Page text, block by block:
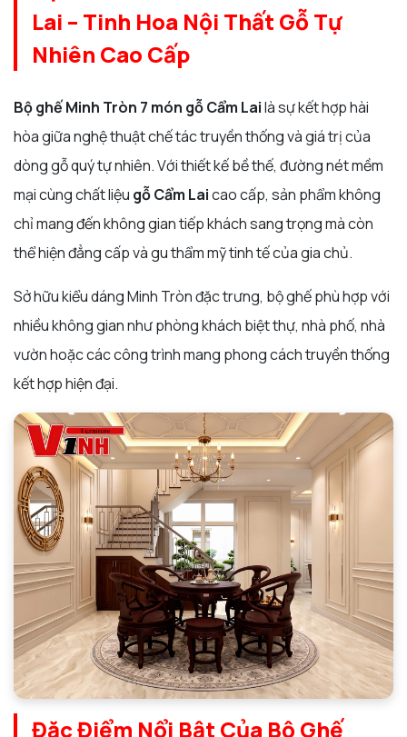
Lai – Tinh Hoa Nội Thất Gỗ Tự
Nhiên Cao Cấp
Bộ ghế Minh Tròn 7 món gỗ Cẩm Lailà sự kết hợp hài
hòa giữa nghệ thuật chế tác truyền thống và giá trị của
dòng gỗ quý tự nhiên. Với thiết kế bề thế, đường nét mềm
mại cùng chất liệu gỗ Cẩm Laicao cấp, sản phẩm không
chỉ mang đến không gian tiếp khách sang trọng mà còn
thể hiện đẳng cấp và gu thẩm mỹ tinh tế của gia chủ.
Sở hữu kiểu dáng Minh Tròn đặc trưng, bộ ghế phù hợp với
nhiều không gian như phòng khách biệt thự, nhà phố, nhà
vườn hoặc các công trình mang phong cách truyền thống
kết hợp hiện đại.
Đặc Điểm Nổi Bật Của Bộ Ghế